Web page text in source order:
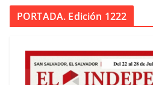
PORTADA. Edición 1222